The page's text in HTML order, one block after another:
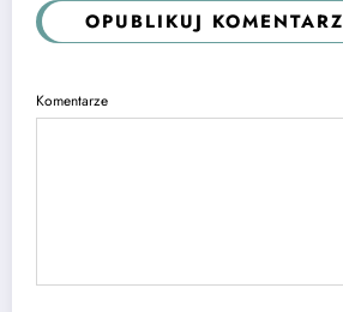
OPUBLIKUJ KOMENTARZ
Komentarze